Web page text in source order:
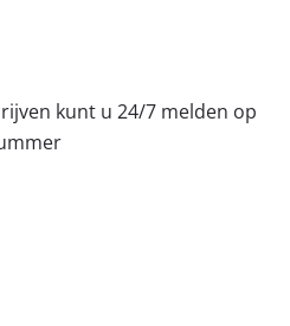
kunt u 24/7 melden op